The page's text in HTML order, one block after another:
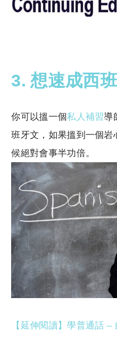
3. 想速成西
你可以搵一個私人補習導
班牙文，如果搵到一個
候絕對會事半功倍。
【延伸閱讀】學普通話